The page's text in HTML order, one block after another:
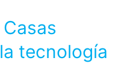
tecnología